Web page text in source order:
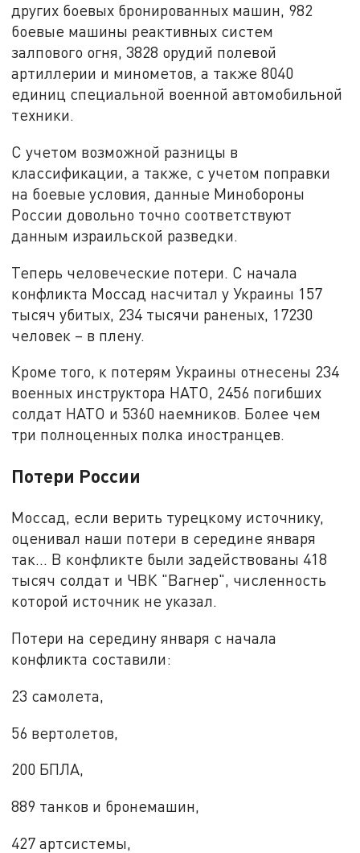
других боевых бронированных машин, 982
боевые машины реактивных систем
залпового огня, 3828 орудий полевой
артиллерии и минометов, а также 8040
единиц специальной военной автомобильной
техники.
С учетом возможной разницы в
классификации, а также, с учетом поправки
на боевые условия, данные Минобороны
России довольно точно соответствуют
данным израильской разведки.
Теперь человеческие потери. С начала
конфликта Моссад насчитал у Украины 157
тысяч убитых, 234 тысячи раненых, 17230
человек – в плену.
Кроме того, к потерям Украины отнесены 234
военных инструктора НАТО, 2456 погибших
солдат НАТО и 5360 наемников. Более чем
три полноценных полка иностранцев.
Потери России
Моссад, если верить турецкому источнику,
оценивал наши потери в середине января
так... В конфликте были задействованы 418
тысяч солдат и ЧВК "Вагнер", численность
которой источник не указал.
Потери на середину января с начала
конфликта составили:
23 самолета,
56 вертолетов,
200 БПЛА,
889 танков и бронемашин,
427 артсистемы,